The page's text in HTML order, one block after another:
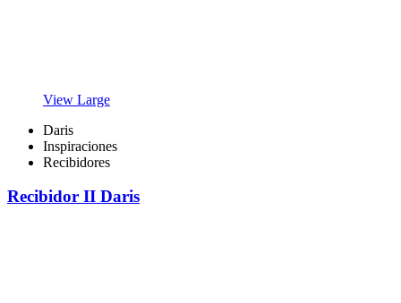
View Large
Daris
Inspiraciones
Recibidores
Recibidor II Daris